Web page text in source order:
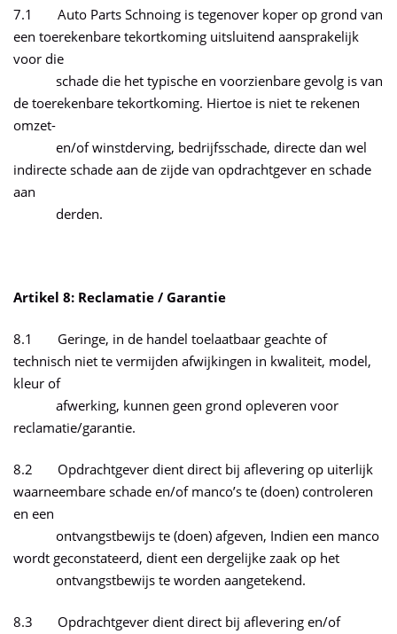
7.1 Auto Parts Schnoing is tegenover koper op grond van
een toerekenbare tekortkoming uitsluitend aansprakelijk
voor die
schade die het typische en voorzienbare gevolg is van
de toerekenbare tekortkoming. Hiertoe is niet te rekenen
omzet-
en/of winstderving, bedrijfsschade, directe dan wel
indirecte schade aan de zijde van opdrachtgever en schade
aan
derden.
Artikel 8: Reclamatie / Garantie
8.1 Geringe, in de handel toelaatbaar geachte of
technisch niet te vermijden afwijkingen in kwaliteit, model,
kleur of
afwerking, kunnen geen grond opleveren voor
reclamatie/garantie.
8.2 Opdrachtgever dient direct bij aflevering op uiterlijk
waarneembare schade en/of manco’s te (doen) controleren
en een
ontvangstbewijs te (doen) afgeven, Indien een manco
wordt geconstateerd, dient een dergelijke zaak op het
ontvangstbewijs te worden aangetekend.
8.3 Opdrachtgever dient direct bij aflevering en/of